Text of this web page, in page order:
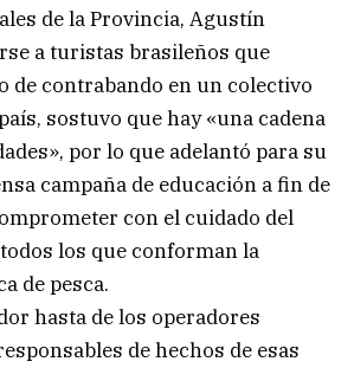
de la Provincia, Agustín
a turistas brasileños que
de contrabando en un colectivo
sostuvo que hay «una cadena
por lo que adelantó para su
campaña de educación a fin de
con el cuidado del
los que conforman la
de pesca.
hasta de los operadores
de hechos de esas